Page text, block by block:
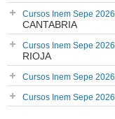
Cursos Inem Sepe 2026
CANTABRIA
Cursos Inem Sepe 2026
RIOJA
Cursos Inem Sepe 2026
Cursos Inem Sepe 2026